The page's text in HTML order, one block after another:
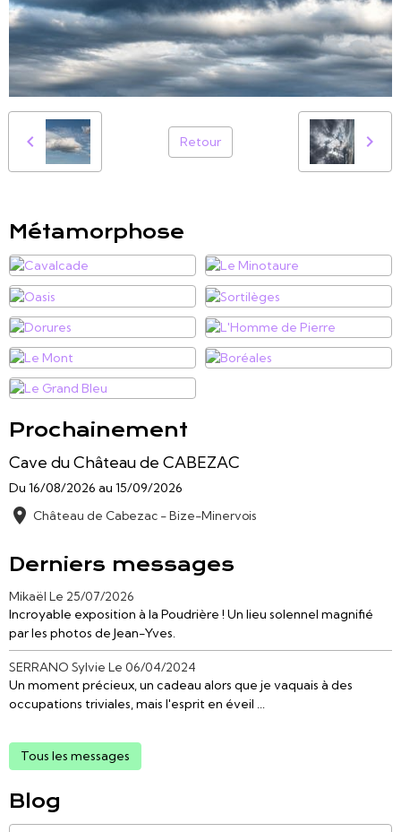
Retour
Métamorphose
Prochainement
Cave du Château de CABEZAC
Du 16/08/2026 au 15/09/2026
Château de Cabezac - Bize-Minervois
Derniers messages
Mikaël Le 25/07/2026
Incroyable exposition à la Poudrière ! Un lieu solennel magnifié
par les photos de Jean-Yves.
SERRANO Sylvie Le 06/04/2024
Un moment précieux, un cadeau alors que je vaquais à des
occupations triviales, mais l'esprit en éveil ...
Tous les messages
Blog